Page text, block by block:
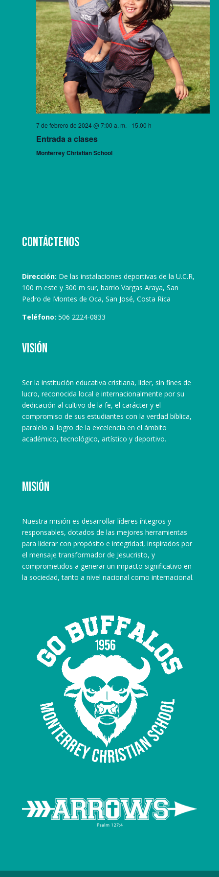
7 de febrero de 2024 @ 7:00 a. m. - 15.00 h
Entrada a clases
Monterrey Christian School
Contáctenos
Dirección: De las instalaciones deportivas de la U.C.R,
100 m este y 300 m sur, barrio Vargas Araya, San
Pedro de Montes de Oca, San José, Costa Rica
Teléfono: 506 2224-0833
Visión
Ser la institución educativa cristiana, líder, sin fines de
lucro, reconocida local e internacionalmente por su
dedicación al cultivo de la fe, el carácter y el
compromiso de sus estudiantes con la verdad bíblica,
paralelo al logro de la excelencia en el ámbito
académico, tecnológico, artístico y deportivo.
Misión
Nuestra misión es desarrollar líderes íntegros y
responsables, dotados de las mejores herramientas
para liderar con propósito e integridad, inspirados por
el mensaje transformador de Jesucristo, y
comprometidos a generar un impacto significativo en
la sociedad, tanto a nivel nacional como internacional.